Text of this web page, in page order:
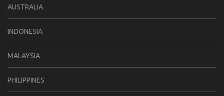
AUSTRALIA
INDONESIA
MALAYSIA
PHILIPPINES